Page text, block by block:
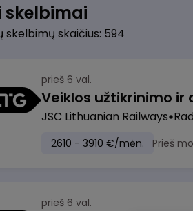
skelbimai
skelbimų skaičius: 594
prieš 6 val.
JSC Lithuanian Railways
2610 - 3910 €/mėn. Prieš
prieš 6 val.